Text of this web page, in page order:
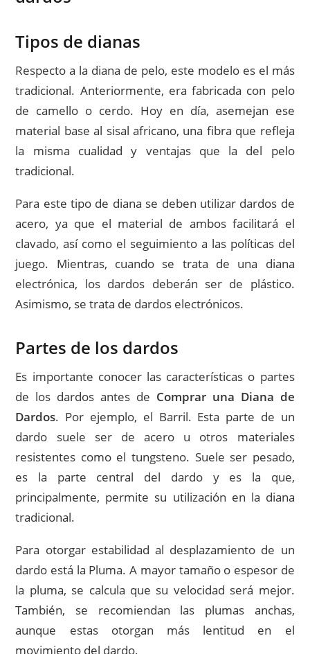
Tipos de dianas
Respecto a la diana de pelo, este modelo es el más
tradicional. Anteriormente, era fabricada con pelo
de camello o cerdo. Hoy en día, asemejan ese
material base al sisal africano, una fibra que refleja
la misma cualidad y ventajas que la del pelo
tradicional.
Para este tipo de diana se deben utilizar dardos de
acero, ya que el material de ambos facilitará el
clavado, así como el seguimiento a las políticas del
juego. Mientras, cuando se trata de una diana
electrónica, los dardos deberán ser de plástico.
Asimismo, se trata de dardos electrónicos.
Partes de los dardos
Es importante conocer las características o partes
de los dardos antes de Comprar una Diana de
Dardos. Por ejemplo, el Barril. Esta parte de un
dardo suele ser de acero u otros materiales
resistentes como el tungsteno. Suele ser pesado,
es la parte central del dardo y es la que,
principalmente, permite su utilización en la diana
tradicional.
Para otorgar estabilidad al desplazamiento de un
dardo está la Pluma. A mayor tamaño o espesor de
la pluma, se calcula que su velocidad será mejor.
También, se recomiendan las plumas anchas,
aunque estas otorgan más lentitud en el
movimiento del dardo.